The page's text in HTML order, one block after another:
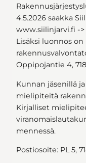
4.5.2026 saakka
www.siilinjarvi.fi -
Lisäksi luonnos
Oppipojantie 4,
Kunnan jäsenillä
mielipiteitä
Kirjalliset
mennessä.
Postiosoite: PL 5,